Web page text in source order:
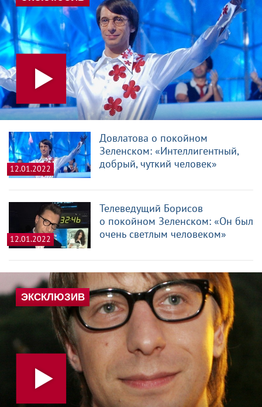
12.01.2022
Довлатова о покойном
Зеленском: «Интеллигентный,
добрый, чуткий человек»
12.01.2022
Телеведущий Борисов
о покойном Зеленском: «Он был
очень светлым человеком»